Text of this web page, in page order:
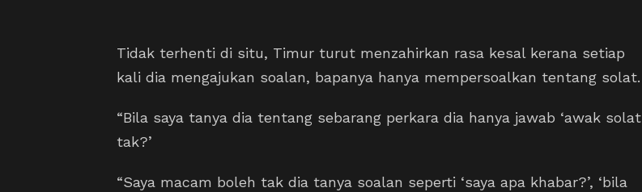
Tidak terhenti di situ, Timur turut menzahirkan rasa kesal kerana setiap
kali dia mengajukan soalan, bapanya hanya mempersoalkan tentang solat.
“Bila saya tanya dia tentang sebarang perkara dia hanya jawab ‘awak solat
tak?’
“Saya macam boleh tak dia tanya soalan seperti ‘saya apa khabar?’, ‘bila